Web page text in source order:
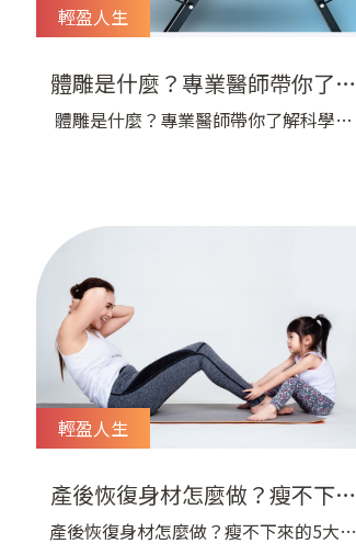
輕盈人生
體雕是什麼？專業醫師帶你了解
科學重塑體態療程！
體雕是什麼？專業醫師帶你了解科學重
是追求體重數字下降，而是透過不同的
整體曲線看起來更勻稱。本文將從醫師
專業角度，帶大家認識體雕是什麼、常
見的體雕種類與差異，以及
輕盈人生
產後恢復身材怎麼做？瘦不下來
的5大真實原因，看這篇就對
產後恢復身材怎麼做？瘦不下來的5大真